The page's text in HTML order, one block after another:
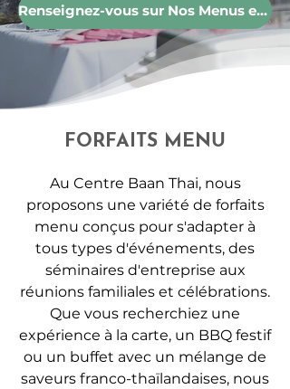
Renseignez-vous sur Nos Menus et Tarifs
FORFAITS MENU
Au Centre Baan Thai, nous
proposons une variété de forfaits
menu conçus pour s'adapter à
tous types d'événements, des
séminaires d'entreprise aux
réunions familiales et célébrations.
Que vous recherchiez une
expérience à la carte, un BBQ festif
ou un buffet avec un mélange de
saveurs franco-thaïlandaises, nous